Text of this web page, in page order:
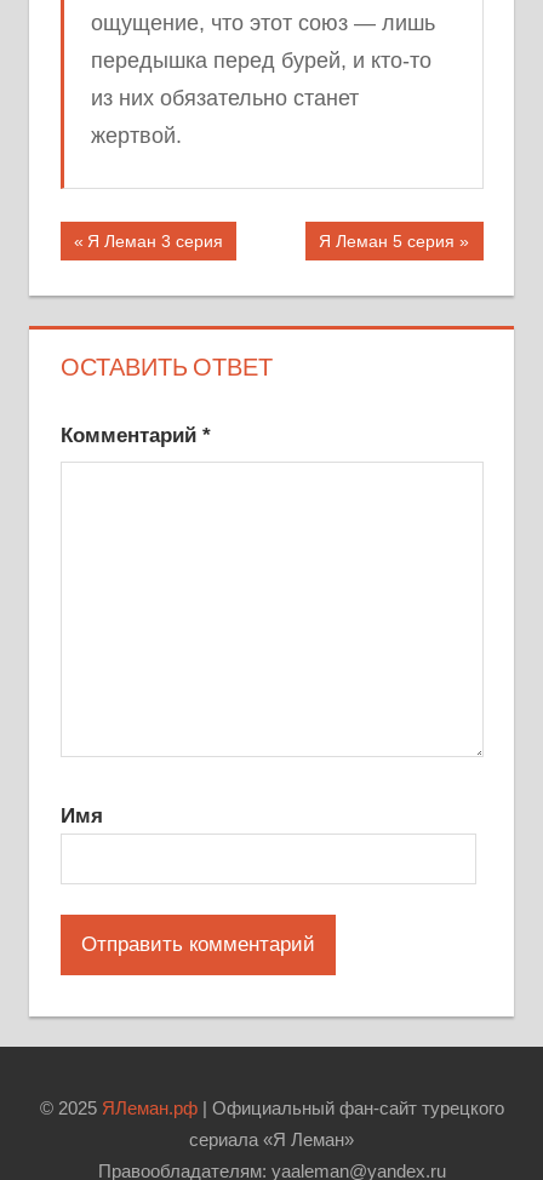
ощущение, что этот союз — лишь
передышка перед бурей, и кто-то
из них обязательно станет
жертвой.
Навигация
по
записям
Предыдущая
Я Леман 3 серия
Следующая
Я Леман 5 серия
ОСТАВИТЬ ОТВЕТ
Комментарий *
Имя
© 2025 ЯЛеман.рф| Официальный фан-сайт турецкого
сериала «Я Леман»
Правообладателям: yaaleman@yandex.ru